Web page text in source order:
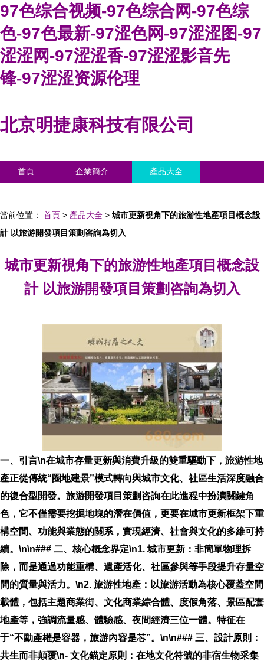
97色综合视频-97色综合网-97色综
色-97色最新-97涩色网-97涩涩图-97
涩涩网-97涩涩香-97涩涩影音先
锋-97涩涩资源伦理
北京明捷康科技有限公司
首頁 企業簡介 產品大全
當前位置： 首頁 > 產品大全 > 城市更新視角下的旅游性地產項目概念設
計 以旅游開發項目策劃咨詢為切入
城市更新視角下的旅游性地產項目概念設
計 以旅游開發項目策劃咨詢為切入
一、引言\n在城市存量更新與消費升級的雙重驅動下，旅游性地
產正從傳統“圈地建景”模式轉向與城市文化、社區生活深度融合
的復合型開發。旅游開發項目策劃咨詢在此進程中扮演關鍵角
色，它不僅需要挖掘地塊的潛在價值，更要在城市更新框架下重
構空間、功能與業態的關系，實現經濟、社會與文化的多維可持
續。\n\n### 二、核心概念界定\n1. 城市更新 ：非簡單物理拆
除，而是通過功能重構、遺產活化、社區參與等手段提升存量空
間的質量與活力。\n2. 旅游性地產 ：以旅游活動為核心覆蓋空間
載體，包括主題商業街、文化商業綜合體、度假角落、景區配套
地產等，強調流量感、體驗感、夜間經濟三位一體。特征在
于“不動產權是容器，旅游內容是芯”。\n\n### 三、設計原則：
共生而非顛覆\n- 文化錨定原則 ：在地文化符號的非宿生物采集